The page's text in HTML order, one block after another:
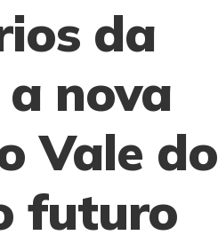
da
nova
Vale do
futuro